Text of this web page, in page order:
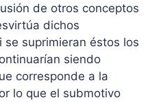
de otros conceptos
dichos
se suprimieran éstos los
siendo
corresponde a la
lo que el submotivo